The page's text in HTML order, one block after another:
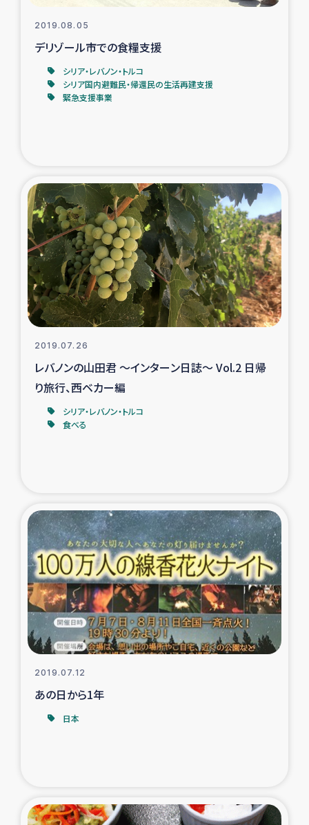
レバノンにおける緊急支援
レバノンでのシリア難民への教育支援事業
レバノンでのシリア難民・レバノン人への農業支援
石巻市街地在宅被災者支援
復興応援隊の活動
仮設住宅生活支援・農業復興支援
漁業復興支援
経済自立支援事業
居場所づくり
ガザ地区での公園の緑化を通じた支援事業
ガザ地区における被災住民への緊急支援
ガザ地区酪農を通した女性グループの生計支援
ふりかけ普及と食生活改善による栄養改善事業
食べる
2019.08.05
デリゾール市での食糧支援
シリア・レバノン・トルコ
シリア国内避難民・帰還民の生活再建支援
緊急支援事業
2019.07.26
レバノンの山田君 ～インターン日誌～ Vol.2 日帰
り旅行、西ベカー編
シリア・レバノン・トルコ
食べる
2019.07.12
あの日から1年
日本